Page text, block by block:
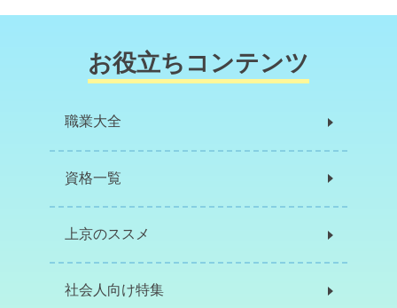
お役立ちコンテンツ
職業大全
資格一覧
上京のススメ
社会人向け特集